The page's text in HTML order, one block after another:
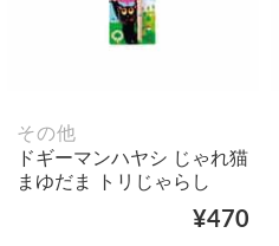
その他
ドギーマンハヤシ じゃれ猫
まゆだま トリじゃらし
¥470